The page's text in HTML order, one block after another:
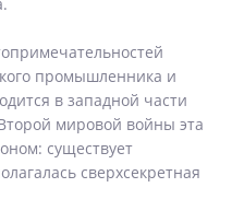
промышленника и
в западной части
мировой войны эта
существует
сверхсекретная